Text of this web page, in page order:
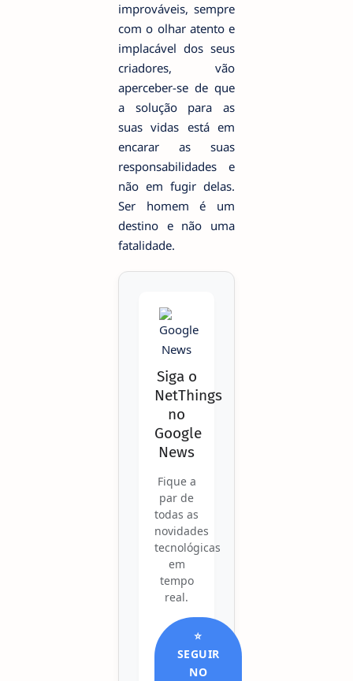
improváveis, sempre
com o olhar atento e
implacável dos seus
criadores, vão
aperceber-se de que
a solução para as
suas vidas está em
encarar as suas
responsabilidades e
não em fugir delas.
Ser homem é um
destino e não uma
fatalidade.
Siga o
NetThings
no
Google
News
Fique a
par de
todas as
novidades
tecnológicas
em
tempo
real.
⭐
SEGUIR
NO